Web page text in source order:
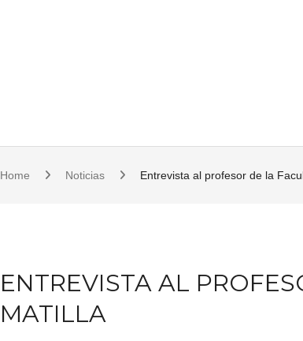
c
t
Home Noticias Entrevista al profesor de la
ENTREVISTA AL
MATILLA